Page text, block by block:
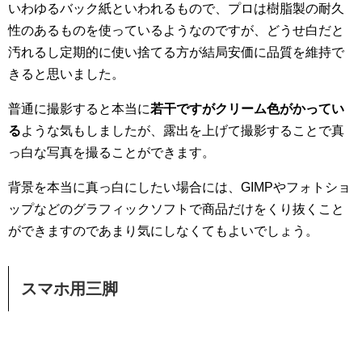
いわゆるバック紙といわれるもので、プロは樹脂製の耐久
性のあるものを使っているようなのですが、どうせ白だと
汚れるし定期的に使い捨てる方が結局安価に品質を維持で
きると思いました。
普通に撮影すると本当に若干ですがクリーム色がかってい
るような気もしましたが、露出を上げて撮影することで真
っ白な写真を撮ることができます。
背景を本当に真っ白にしたい場合には、GIMPやフォトショ
ップなどのグラフィックソフトで商品だけをくり抜くこと
ができますのであまり気にしなくてもよいでしょう。
スマホ用三脚